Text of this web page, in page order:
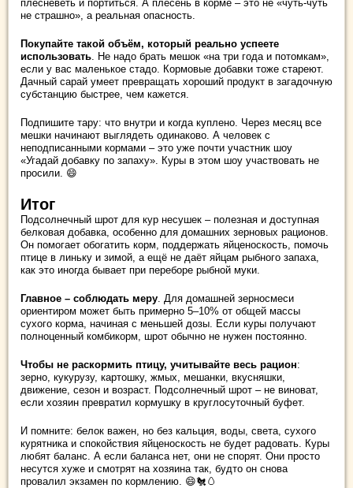
плесневеть и портиться. А плесень в корме – это не «чуть-чуть
не страшно», а реальная опасность.
Покупайте такой объём, который реально успеете
использовать . Не надо брать мешок «на три года и потомкам»,
если у вас маленькое стадо. Кормовые добавки тоже стареют.
Дачный сарай умеет превращать хороший продукт в загадочную
субстанцию быстрее, чем кажется.
Подпишите тару: что внутри и когда куплено. Через месяц все
мешки начинают выглядеть одинаково. А человек с
неподписанными кормами – это уже почти участник шоу
«Угадай добавку по запаху». Куры в этом шоу участвовать не
просили. 😄
Итог
Подсолнечный шрот для кур несушек – полезная и доступная
белковая добавка, особенно для домашних зерновых рационов.
Он помогает обогатить корм, поддержать яйценоскость, помочь
птице в линьку и зимой, а ещё не даёт яйцам рыбного запаха,
как это иногда бывает при переборе рыбной муки.
Главное – соблюдать меру . Для домашней зерносмеси
ориентиром может быть примерно 5–10% от общей массы
сухого корма, начиная с меньшей дозы. Если куры получают
полноценный комбикорм, шрот обычно не нужен постоянно.
Чтобы не раскормить птицу, учитывайте весь рацион:
зерно, кукурузу, картошку, жмых, мешанки, вкусняшки,
движение, сезон и возраст. Подсолнечный шрот – не виноват,
если хозяин превратил кормушку в круглосуточный буфет.
И помните: белок важен, но без кальция, воды, света, сухого
курятника и спокойствия яйценоскость не будет радовать. Куры
любят баланс. А если баланса нет, они не спорят. Они просто
несутся хуже и смотрят на хозяина так, будто он снова
провалил экзамен по кормлению. 😄🐔🥚